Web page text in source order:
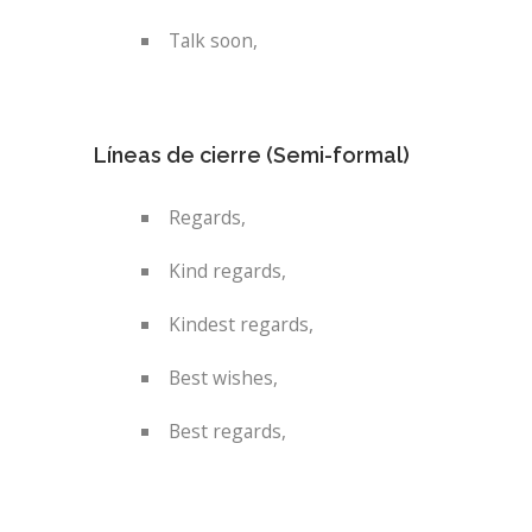
Talk soon,
Líneas de cierre (Semi-formal)
Regards,
Kind regards,
Kindest regards,
Best wishes,
Best regards,